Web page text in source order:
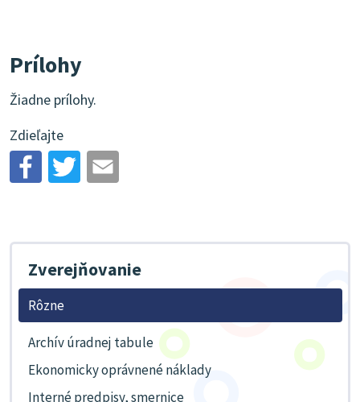
Prílohy
Žiadne prílohy.
Zdieľajte
Zverejňovanie
Rôzne
Archív úradnej tabule
Ekonomicky oprávnené náklady
Interné predpisy, smernice